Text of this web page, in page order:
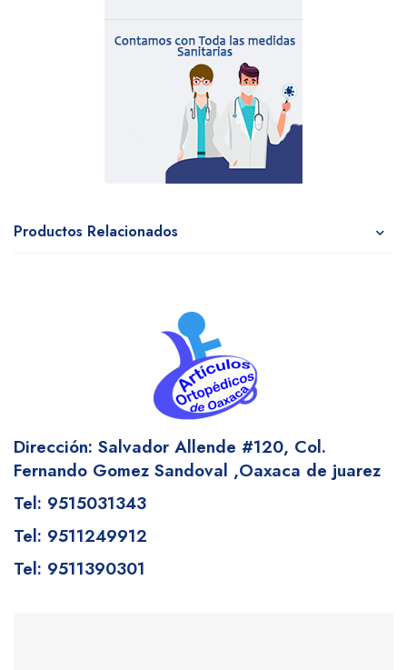
Productos Relacionados
Dirección: Salvador Allende #120, Col.
Fernando Gomez Sandoval ,Oaxaca de juarez
Tel: 9515031343
Tel: 9511249912
Tel: 9511390301